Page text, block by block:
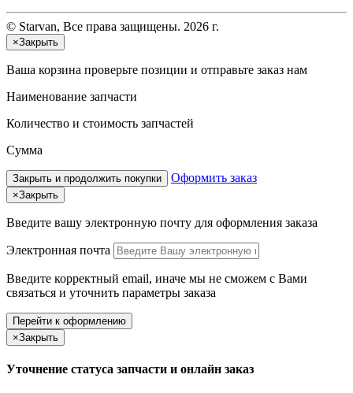
© Starvan, Все права защищены. 2026 г.
×Закрыть
Ваша корзина проверьте позиции и отправьте заказ нам
Наименование запчасти
Количество и стоимость запчастей
Сумма
Закрыть и продолжить покупки Оформить заказ
×Закрыть
Введите вашу электронную почту для оформления заказа
Электронная почта
Введите корректный email, иначе мы не сможем с Вами
связаться и уточнить параметры заказа
Перейти к оформлению
×Закрыть
Уточнение статуса запчасти и онлайн заказ